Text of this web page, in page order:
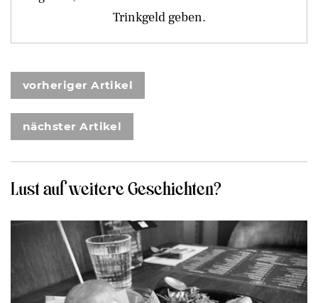
Trinkgeld geben.
vorheriger Artikel
nächster Artikel
Lust auf weitere Geschichten?